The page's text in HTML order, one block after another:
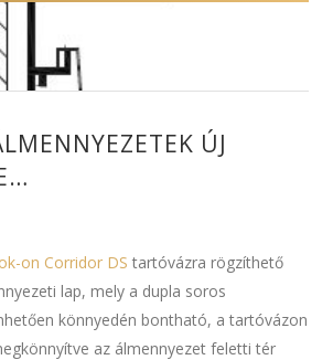
ÚJ
on Corridor DS tartóvázra rögzíthető
lap, mely a dupla soros
könnyedén bontható, a tartóvázon
az álmennyezet feletti tér